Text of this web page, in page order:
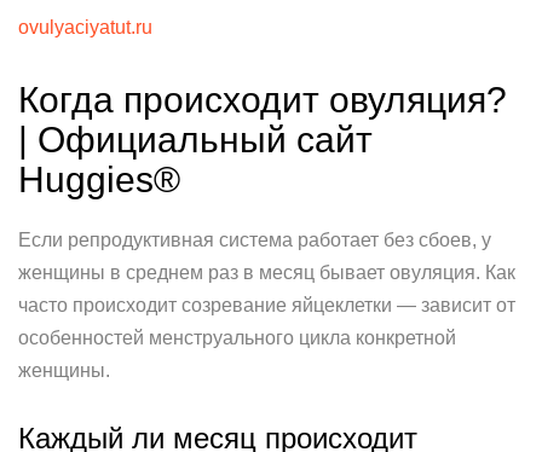
ovulyaciyatut.ru
Когда происходит овуляция?
| Официальный сайт
Huggies®
Если репродуктивная система работает без сбоев, у
женщины в среднем раз в месяц бывает овуляция. Как
часто происходит созревание яйцеклетки — зависит от
особенностей менструального цикла конкретной
женщины.
Каждый ли месяц происходит